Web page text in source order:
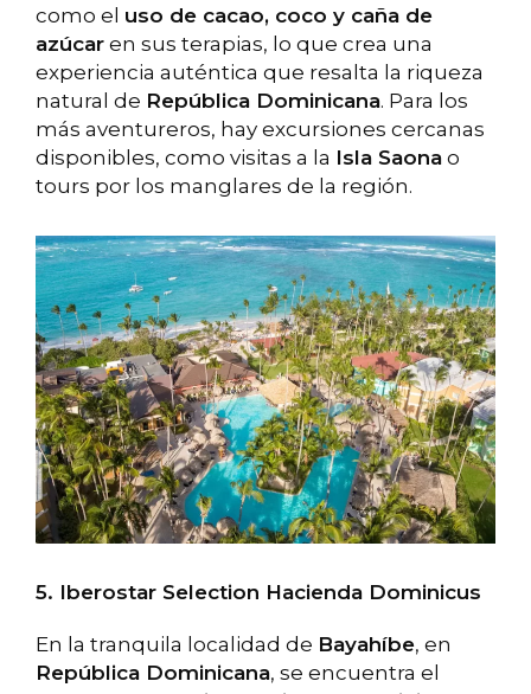
como el uso de cacao, coco y caña de
azúcar en sus terapias, lo que crea una
experiencia auténtica que resalta la riqueza
natural de República Dominicana. Para los
más aventureros, hay excursiones cercanas
disponibles, como visitas a la Isla Saona o
tours por los manglares de la región.
5. Iberostar Selection Hacienda Dominicus
En la tranquila localidad de Bayahíbe, en
República Dominicana, se encuentra el